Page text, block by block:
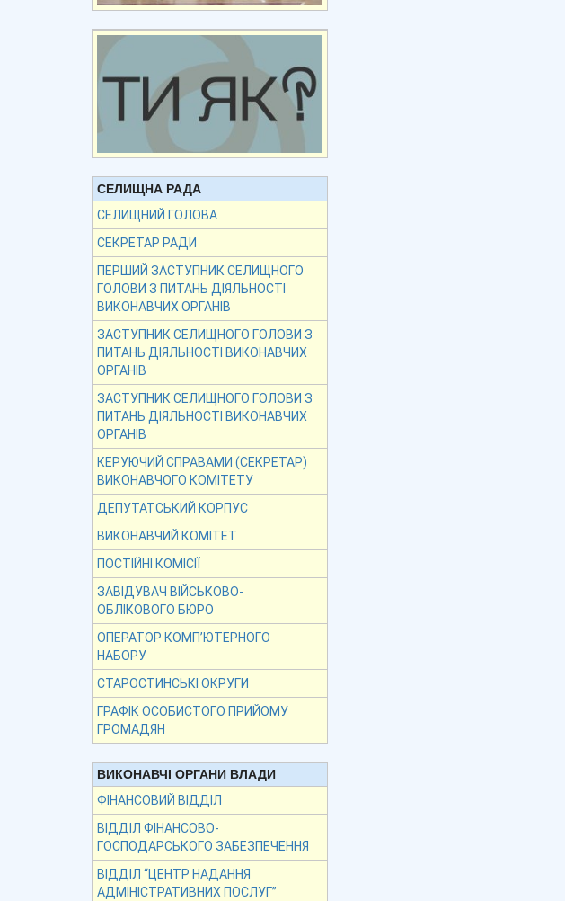
СЕЛИЩНА РАДА
СЕЛИЩНИЙ ГОЛОВА
СЕКРЕТАР РАДИ
ПЕРШИЙ ЗАСТУПНИК СЕЛИЩНОГО
ГОЛОВИ З ПИТАНЬ ДІЯЛЬНОСТІ
ВИКОНАВЧИХ ОРГАНІВ
ЗАСТУПНИК СЕЛИЩНОГО ГОЛОВИ З
ПИТАНЬ ДІЯЛЬНОСТІ ВИКОНАВЧИХ
ОРГАНІВ
ЗАСТУПНИК СЕЛИЩНОГО ГОЛОВИ З
ПИТАНЬ ДІЯЛЬНОСТІ ВИКОНАВЧИХ
ОРГАНІВ
КЕРУЮЧИЙ СПРАВАМИ (СЕКРЕТАР)
ВИКОНАВЧОГО КОМІТЕТУ
ДЕПУТАТСЬКИЙ КОРПУС
ВИКОНАВЧИЙ КОМІТЕТ
ПОСТІЙНІ КОМІСІЇ
ЗАВІДУВАЧ ВІЙСЬКОВО-
ОБЛІКОВОГО БЮРО
ОПЕРАТОР КОМП’ЮТЕРНОГО
НАБОРУ
СТАРОСТИНСЬКІ ОКРУГИ
ГРАФІК ОСОБИСТОГО ПРИЙОМУ
ГРОМАДЯН
ВИКОНАВЧІ ОРГАНИ ВЛАДИ
ФІНАНСОВИЙ ВІДДІЛ
ВІДДІЛ ФІНАНСОВО-
ГОСПОДАРСЬКОГО ЗАБЕЗПЕЧЕННЯ
ВІДДІЛ “ЦЕНТР НАДАННЯ
АДМІНІСТРАТИВНИХ ПОСЛУГ”